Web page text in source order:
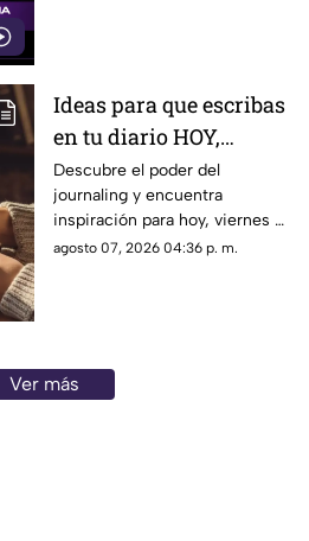
Ideas para que escribas
en tu diario HOY,
viernes 7 de junio de
2026: Usa este journal
prompt y termina tu
día lleno de gratitud
Descubre el poder del
journaling y encuentra
inspiración para hoy, viernes 7
de junio de 2026. Un prompt
agosto 07, 2026 04:36 p. m.
Ver más